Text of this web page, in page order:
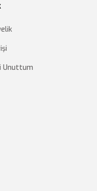
Unuttum